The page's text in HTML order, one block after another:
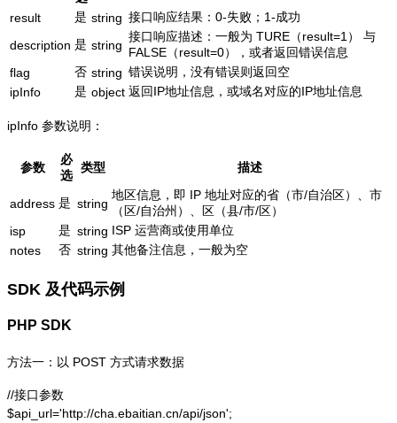
result
是 string 接口响应结果：0-失败；1-成功
description 是 string
接口响应描述：一般为 TURE（result=1） 与
FALSE（result=0），或者返回错误信息
flag
否 string 错误说明，没有错误则返回空
ipInfo
是 object 返回IP地址信息，或域名对应的IP地址信息
ipInfo 参数说明：
参数
必
选
类型 描述
address 是 string
地区信息，即 IP 地址对应的省（市/自治区）、市
（区/自治州）、区（县/市/区）
isp
是 string ISP 运营商或使用单位
notes
否 string 其他备注信息，一般为空
SDK 及代码示例
PHP SDK
方法一：以 POST 方式请求数据
//接口参数
$api_url='http://cha.ebaitian.cn/api/json';